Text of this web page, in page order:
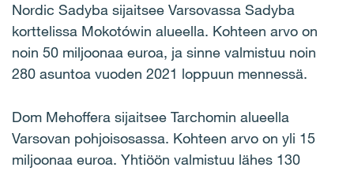
Nordic Sadyba sijaitsee Varsovassa Sadyba
korttelissa Mokotówin alueella. Kohteen arvo on
noin 50 miljoonaa euroa, ja sinne valmistuu noin
280 asuntoa vuoden 2021 loppuun mennessä.
Dom Mehoffera sijaitsee Tarchomin alueella
Varsovan pohjoisosassa. Kohteen arvo on yli 15
miljoonaa euroa. Yhtiöön valmistuu lähes 130